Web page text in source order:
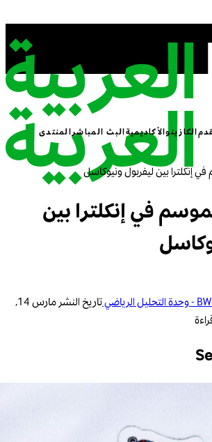
الكازينوالأكاديميةالبث المباشرالمنتدى
إنكلترا بين ليفربول ونيوكاسل
في إنكلترا بين
تاريخ النشر
مارس 14,